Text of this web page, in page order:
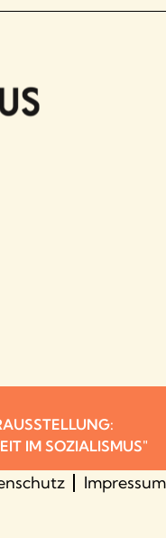
IM SOZIALISMUS"
Impressum